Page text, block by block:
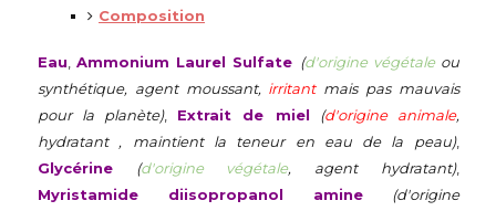
Composition
Eau ,Ammonium Laurel Sulfate (d'origine végétaleou
synthétique, agent moussant, irritantmais pas mauvais
pour la planète), Extrait de miel (d'origine animale,
hydratant , maintient la teneur en eau de la peau),
Glycérine
(d'origine végétale, agent hydratant),
Myristamide diisopropanol amine
(d'origine